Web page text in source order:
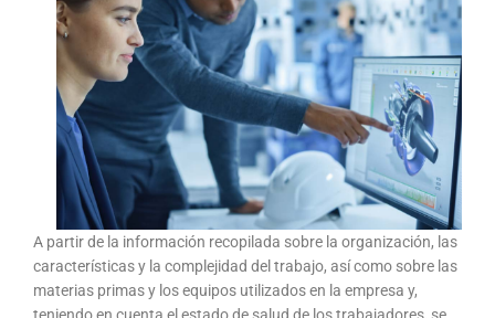
A partir de la información recopilada sobre la organización, las
características y la complejidad del trabajo, así como sobre las
materias primas y los equipos utilizados en la empresa y,